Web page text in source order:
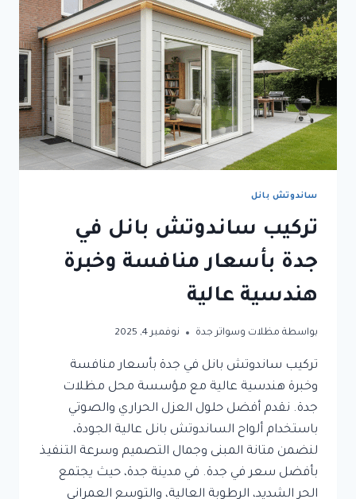
بانل
معزولة
بجودة
عالية
ساندوتش بانل
تركيب ساندوتش بانل في
جدة بأسعار منافسة وخبرة
هندسية عالية
بواسطة مظلات وسواتر جدة نوفمبر 4, 2025
تركيب ساندوتش بانل في جدة بأسعار منافسة
وخبرة هندسية عالية مع مؤسسة محل مظلات
جدة. نقدم أفضل حلول العزل الحراري والصوتي
باستخدام ألواح الساندوتش بانل عالية الجودة،
لنضمن متانة المبنى وجمال التصميم وسرعة التنفيذ
بأفضل سعر في جدة. في مدينة جدة، حيث يجتمع
الحر الشديد، الرطوبة العالية، والتوسع العمراني